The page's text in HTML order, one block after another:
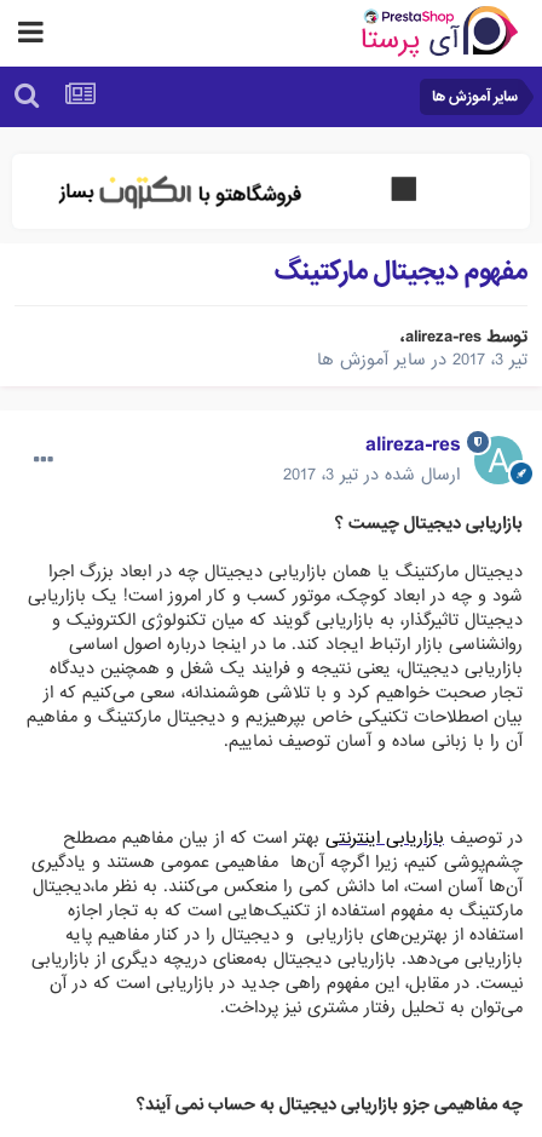
سایر آموزش ها
مفهوم دیجیتال مارکتینگ
توسطalireza-res،
تیر 3، 2017
در سایر آموزش ها
alireza-res
ارسال شده در تیر 3، 2017
بازاریابی دیجیتال چیست ؟
دیجیتال مارکتینگ یا همان بازاریابی دیجیتال چه در ابعاد بزرگ اجرا
شود و چه در ابعاد کوچک، موتور کسب و کار امروز است! یک بازاریابی
دیجیتال تاثیرگذار، به بازاریابی‌‌ گویند که میان تکنولوژی الکترونیک و
روانشناسی بازار ارتباط ایجاد کند. ما در اینجا درباره اصول اساسی
بازاریابی دیجیتال، یعنی نتیجه و فرایند یک شغل و همچنین دیدگاه
تجار صحبت خواهیم کرد و با تلاشی هوشمندانه، سعی می‌کنیم که از
بیان اصطلاحات تکنیکی خاص بپرهیزیم و دیجیتال مارکتینگ و مفاهیم
آن را با زبانی ساده و آسان توصیف نماییم.
در توصیف بازاریابی اینترنتیبهتر است که از بیان مفاهیم مصطلح
چشم‌پوشی کنیم، زیرا اگرچه آن‌‌ها مفاهیمی عمومی هستند و یادگیری
آن‌‌ها آسان است، اما دانش کمی را منعکس می‌‌کنند. به نظر ما،دیجیتال
مارکتینگ به مفهوم استفاده از تکنیک‌هایی است که به تجار اجازه
استفاده از بهترین‌های بازاریابی و دیجیتال را در کنار مفاهیم پایه
بازاریابی می‌دهد. بازاریابی دیجیتال به‌معنای دریچه دیگری از بازاریابی
نیست. در مقابل، این مفهوم راهی جدید در بازاریابی است که در آن
می‌توان به تحلیل رفتار مشتری نیز پرداخت.
چه مفاهیمی جزو بازاریابی دیجیتال به حساب نمی آیند؟